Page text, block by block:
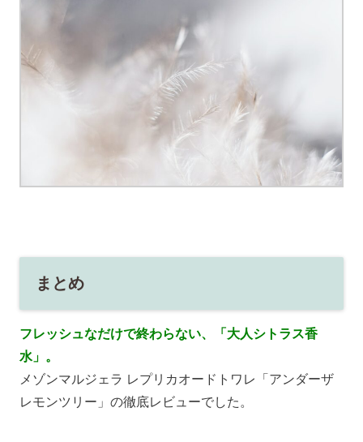
まとめ
フレッシュなだけで終わらない、「大人シトラス香
水」。
メゾンマルジェラ レプリカオードトワレ「アンダーザ
レモンツリー」の徹底レビューでした。